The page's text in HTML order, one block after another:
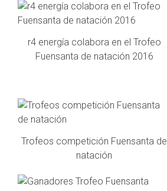
r4 energía colabora en el Trofeo
Fuensanta de natación 2016
Trofeos competición Fuensanta de
natación